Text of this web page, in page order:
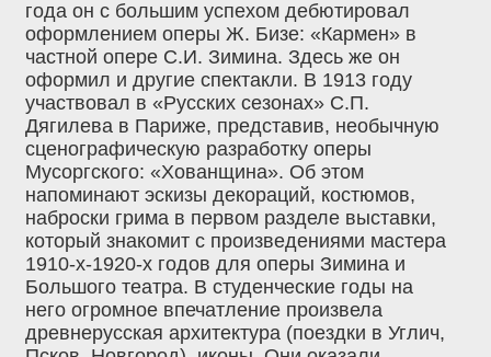
года он с большим успехом дебютировал
оформлением оперы Ж. Бизе: «Кармен» в
частной опере С.И. Зимина. Здесь же он
оформил и другие спектакли. В 1913 году
участвовал в «Русских сезонах» С.П.
Дягилева в Париже, представив, необычную
сценографическую разработку оперы
Мусоргского: «Хованщина». Об этом
напоминают эскизы декораций, костюмов,
наброски грима в первом разделе выставки,
который знакомит с произведениями мастера
1910-х-1920-х годов для оперы Зимина и
Большого театра. В студенческие годы на
него огромное впечатление произвела
древнерусская архитектура (поездки в Углич,